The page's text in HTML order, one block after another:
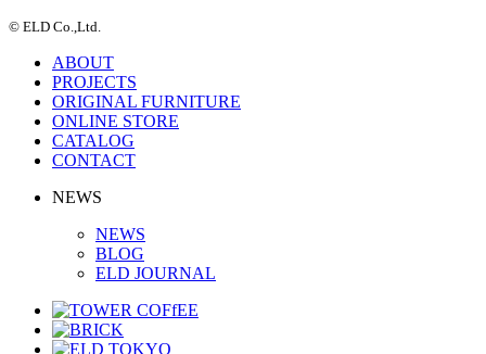
© ELD Co.,Ltd.
ABOUT
PROJECTS
ORIGINAL FURNITURE
ONLINE STORE
CATALOG
CONTACT
NEWS
NEWS
BLOG
ELD JOURNAL